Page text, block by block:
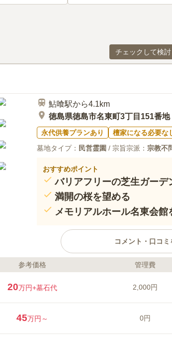
チェックして検
鮎喰駅から4.1km
徳島県徳島市名東町3丁目151番地
永代供養プランあり 檀家になる必要な
墓地タイプ： 民営霊園 / 宗旨宗派： 宗教不
おすすめポイント
バリアフリーの芝生ガーデ
満開の桜を望める
メモリアルホール名東会館
コメント・口コミ
ライフドット編集部のコメント
榮寺が管理・運営しており、宗
の随所に四季折々の草花や芝生
内の管理をしており、24時間
店では花や線香だけではなくシ
口コミ評価
参考価格 管理費
20万円+墓石代 2,000円
45万円～ 0円